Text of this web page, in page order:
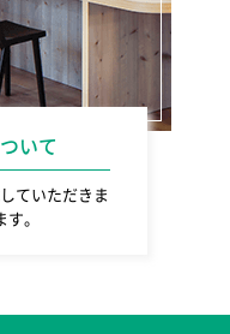
いて
ていただきま
。